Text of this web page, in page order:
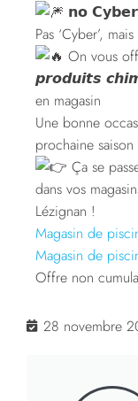
𝗻𝗼
Pas ‘Cyber’,
On vous
𝙥𝙧𝙤𝙙𝙪𝙞𝙩𝙨
en magasin
Une bonne
prochaine saison
Ça se
dans vos
Lézignan !
Magasin de
Magasin de
Offre non
28 novembre